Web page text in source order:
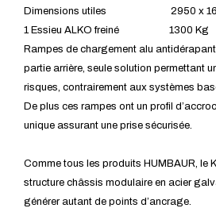
Dimensions utiles 2950 x
1 Essieu ALKO freiné 1300 Kg
Rampes de chargement alu
partie arrière, seule solution permettant
risques, contrairement aux systèmes
De plus ces rampes ont un profil
unique assurant une prise sécurisée.
Comme tous les produits HUMBAUR, le
structure châssis modulaire en acier
générer autant de points d’ancrage.